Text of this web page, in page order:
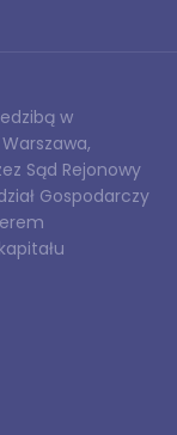
w
Sąd Rejonowy
Gospodarczy